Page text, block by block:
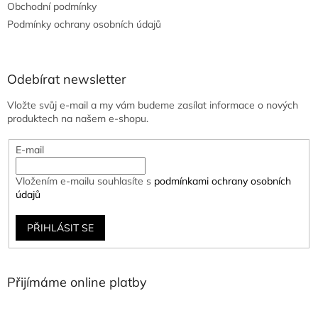
Obchodní podmínky
Podmínky ochrany osobních údajů
Odebírat newsletter
Vložte svůj e-mail a my vám budeme zasílat informace o nových
produktech na našem e-shopu.
E-mail
Vložením e-mailu souhlasíte s podmínkami ochrany osobních
údajů
PŘIHLÁSIT SE
Přijímáme online platby